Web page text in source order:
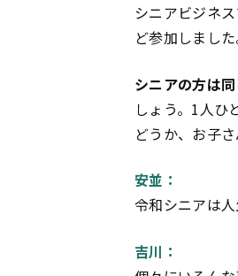
シニアビジネ
ど参加しました
シニアの方は
しょう。1人ひ
どうか、お子
安並：
令和シニアは
吉川：